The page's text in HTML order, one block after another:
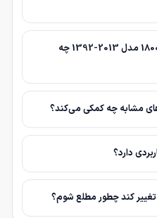
قبل از خرید تویوتا کرولا 1800cc مدل 2013-1392 چه
مشابه چه کمکی می‌کند؟
دارد؟
کند چطور مطلع شوم؟